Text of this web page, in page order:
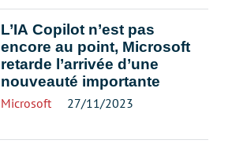
L’IA Copilot n’est pas
encore au point, Microsoft
retarde l’arrivée d’une
nouveauté importante
Microsoft 27/11/2023